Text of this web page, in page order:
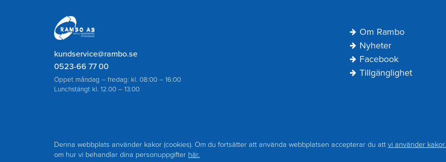
Denna webbplats använder kakor (cookies). Om du fortsätter att använda webbplatsen accepterar du att vi använder kakor.
om hur vi behandlar dina personuppgifter här.
Rambo
AB
kundservice@rambo.se
0523-66 77 00
Öppet måndag – fredag: kl. 08:00 – 16:00
Lunchstängt kl. 12.00 – 13:00
Navigering
Sidfot
Om Rambo
Nyheter
Facebook
Tillgänglighet